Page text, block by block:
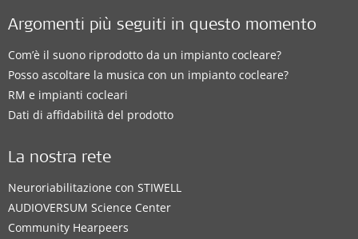
Argomenti più seguiti in questo momento
Com’è il suono riprodotto da un impianto cocleare?
Posso ascoltare la musica con un impianto cocleare?
RM e impianti cocleari
Dati di affidabilità del prodotto
La nostra rete
Neuroriabilitazione con STIWELL
AUDIOVERSUM Science Center
Community Hearpeers